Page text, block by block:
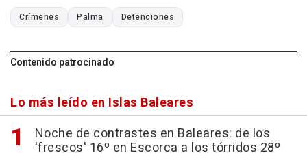
Crímenes Palma Detenciones
Contenido patrocinado
Lo más leído en Islas Baleares
Noche de contrastes en Baleares: de los
'frescos' 16º en Escorca a los tórridos 28º